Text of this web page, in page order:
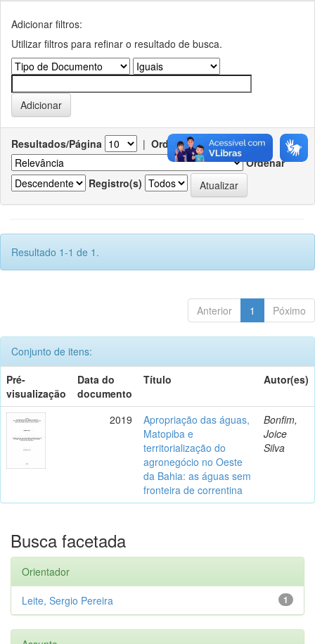
Adicionar filtros:
Utilizar filtros para refinar o resultado de busca.
Resultados/Página | Ordenar registros por
Ordenar
Registro(s)
Resultado 1-1 de 1.
Anterior 1 Póximo
Conjunto de itens:
Pré-
visualização
Data do
documento
Título Autor(es)
2019
Apropriação das águas,
Matopiba e
territorialização do
agronegócio no Oeste
da Bahia: as águas sem
fronteira de correntina
Bonfim,
Joice
Silva
Busca facetada
Orientador
1
Leite, Sergio Pereira